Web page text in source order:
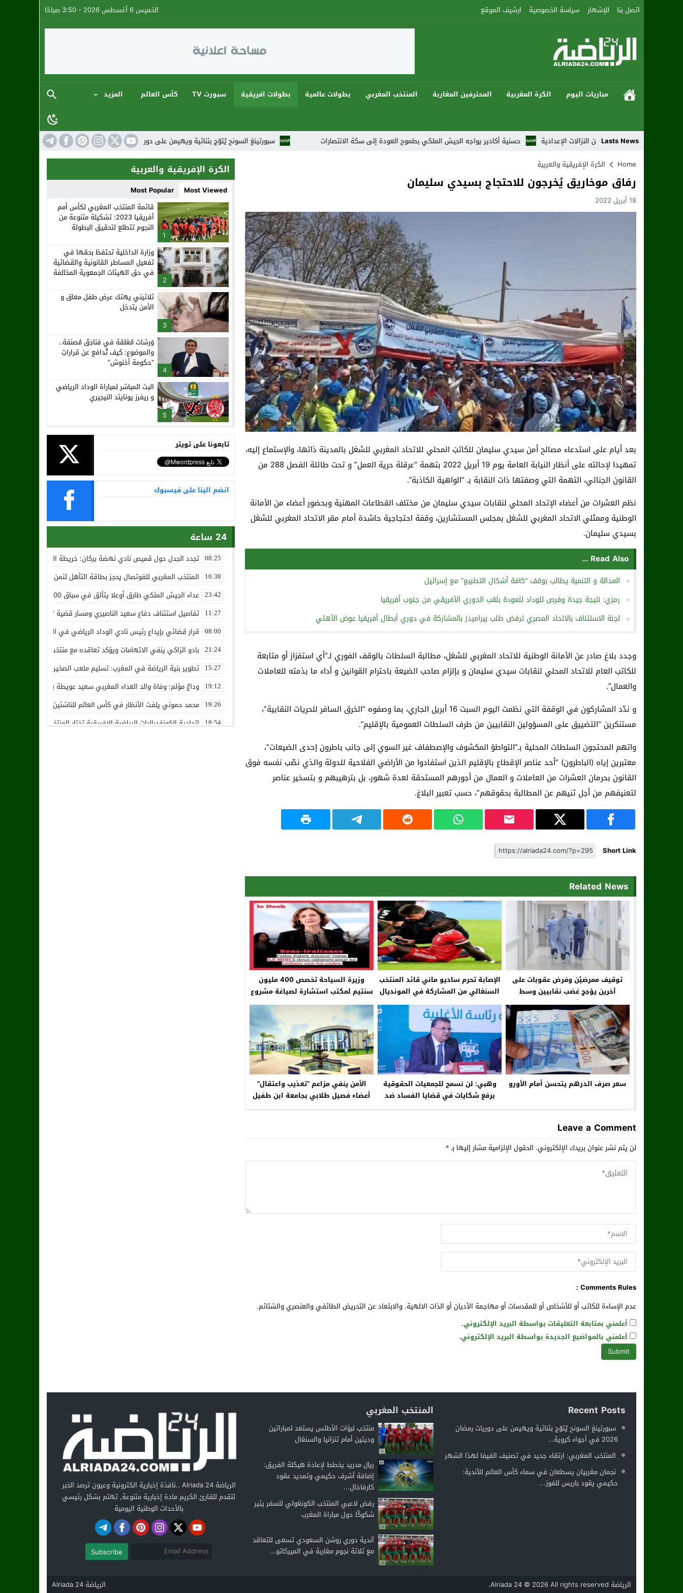
اتصل بنا للإشهار سياسة الخصوصية ارشيف الموقع الخميس 6 أغسطس 2026 - 3:50 صباحًا
مباريات اليوم الكرة المغربية المحترفين المغاربة المنتخب المغربي بطولات عالمية بطولات افريقية سبورت TV كأس العالم المزيد
Lasts News سبورتينغ السونح يُتوّج بثنائية ويهيمن على دوريات رمضان 2026 في أجواء كروية استثنائية والرابع من النزالات الإعدادية
حسنية أكادير يواجه الجيش الملكي بطموح العودة إلى سكة الانتصارات
Home
الكرة الإفريقية والعربية
رفاق موخاريق يُخرجون للاحتجاج بسيدي سليمان
18 أبريل 2022
بعد أيام على استدعاء مصالح أمن سيدي سليمان للكاتبَ المحلي للاتحاد المغربي للشغل بالمدينة ذاتها، والإستماع إليه،
تمهيدا لإحالته على أنظار النيابة العامة يوم 19 أبريل 2022 بتهمة “عرقلة حرية العمل” و تحت طائلة الفصل 288 من
القانون الجنائي، التهمة التي وصفتها ذات النقابة بـ “الواهية الكاذبة”.
نظم العشرات من أعضاء الإتحاد المحلي لنقابات سيدي سليمان من مختلف القطاعات المهنية وبحضور أعضاء من الأمانة
الوطنية وممثلي الاتحاد المغربي للشغل بمجلس المستشارين، وقفة احتجاجية حاشدة أمام مقر الاتحاد المغربي للشغل
بسيدي سليمان.
Read Also ...
العدالة و التنمية يطالب بوقف “كافة أشكال التطبيع” مع إسرائيل
رمزي: نتيجة جيدة وفرص للوداد للعودة بلقب الدوري الأفريقي من جنوب أفريقيا
لجنة الاستئناف بالاتحاد المصري ترفض طلب بيراميدز بالمشاركة في دوري أبطال أفريقيا عوض الأهلي
وجدد بلاغ صادر عن الأمانة الوطنية للاتحاد المغربي للشغل، مطالبة السلطات بالوقف الفوري لـ”أي استفزاز أو متابعة
للكاتب العام للاتحاد المحلي لنقابات سيدي سليمان و بإلزام صاحب الضيعة باحترام القوانين و أداء ما بذمته للعاملات
والعمال”.
و ندّد المشاركون في الوقفة التي نظمت اليوم السبت 16 أبريل الجاري، بما وصفوه “الخرق السافر للحريات النقابية”،
مستنكرين “التضييق على المسؤولين النقابيين من طرف السلطات العمومية بالإقليم”.
واتهم المحتجون السلطات المحلية بـ”التواطؤ المكشوف والإصطفاف غير السوي إلى جانب باطرون إحدى الضيعات”،
معتبرين إياه (الباطرون) “أحد عناصر الإقطاع بالإقليم الذين استفادوا من الأراضي الفلاحية للدولة والذي نصّب نفسه فوق
القانون بحرمان العشرات من العاملات و العمال من أجورهم المستحقة لعدة شهور، بل بترهيبهم و بتسخير عناصر
لتعنيفهم من أجل ثنيهم عن المطالبة بحقوقهم”، حسب تعبير البلاغ.
Short Link
Related News
توقيف ممرضيْن وفرض عقوبات على
آخرين يؤجج غضب نقابيين وسط
مستشفى جامعي
الإصابة تحرم ساديو ماني قائد المنتخب
السنغالي من المشاركة في المونديال
وزيرة السياحة تخصص 400 مليون
سنتيم لمكتب استشارة لصياغة مشروع
قانون
سعر صرف الدرهم يتحسن أمام الأورو
وهبي: لن نسمح للجمعيات الحقوقية
برفع شكايات في قضايا الفساد ضد
الأمن ينفي مزاعم “تعذيب واعتقال”
أعضاء فصيل طلابي بجامعة ابن طفيل
Leave a Comment
لن يتم نشر عنوان بريدك الإلكتروني. الحقول الإلزامية مشار إليها بـ*
Comments Rules :
عدم الإساءة للكاتب أو للأشخاص أو للمقدسات أو مهاجمة الأديان أو الذات الالهية. والابتعاد عن التحريض الطائفي والعنصري والشتائم.
أعلمني بمتابعة التعليقات بواسطة البريد الإلكتروني.
أعلمني بالمواضيع الجديدة بواسطة البريد الإلكتروني.
الكرة الإفريقية والعربية
Most Viewed
Most Popular
1
قائمة المنتخب المغربي لكأس أمم
أفريقيا 2023: تشكيلة متنوعة من
النجوم تتطلع لتحقيق البطولة
2
وزارة الداخلية تحتفظ بحقها في
تفعيل المساطر القانونية والقضائية
في حق الهيئات الجمعوية المخالفة
3
ثلاثيني يهتك عرض طفل معاق و
الأمن يتدخل
4
وَرشات مُغلقة في فنادِقَ مُصنفة..
والموضوع: كيف تُدافع عن قراراتِ
“حكومة أخنوش”
5
البث المباشر لمباراة الوداد الرياضي
و ريفرز يونايتد النيجيري
تابعونا على تويتر
انضم الينا على فيسبوك
24 ساعة
08:25 تجدد الجدل حول قميص نادي نهضة بركان: خريطة المغرب تثير استياء
16:38 المنتخب المغربي للفوتصال يحجز بطاقة التأهل لثمن نهائي مونديال
23:42 عداء الجيش الملكي طارق أوعلا يتألق في سباق 4200 متر بمدينة سلا
11:27 تفاصيل استئناف دفاع سعيد الناصيري ومسار قضية ‘بارون المخدرات
08:00 قرار قضائي بإيداع رئيس نادي الوداد الرياضي في السجن في قضية
21:24 بادو الزاكي ينفي الاتهامات ويؤكد تعاقده مع منتخب النيجر دون تكفل
15:27 تطوير بنية الرياضة في المغرب: تسليم ملعب الصخيرات بالعشب
19:12 وداعٌ مؤلم: وفاة والد العداء المغربي سعيد عويطة بعد صراع طويل
19:26 محمد حموني يلفت الأنظار في كأس العالم للناشئين ويثير اهتمام
18:54 اتحادية الكونفدراليات الرياضية الإفريقية تختار المنتخب الوطني
Recent Posts
سبورتينغ السونح يُتوّج بثنائية ويهيمن على دوريات رمضان
2026 في أجواء كروية...
المنتخب المغربي: ارتقاء جديد في تصنيف الفيفا لهذا الشهر
نجمان مغربيان يسطعان في سماء كأس العالم للأندية:
حكيمي يقود باريس للفوز...
المنتخب المغربي
منتخب لبؤات الأطلس يستعد لمباراتين
وديتين أمام تنزانيا والسنغال
ريال مدريد يخطط لإعادة هيكلة الفريق:
إضافة أشرف حكيمي وتمديد عقود
كارفاخال...
رفض لاعبي المنتخب الكونغولي للسفر يثير
شكوكًا حول مباراة المغرب
أندية دوري روشن السعودي تسعى للتعاقد
مع ثلاثة نجوم مغاربة في الميركاتو...
الرياضة Alriada 24 ..نافذة إخبارية الكترونية وعيون ترصد الخبر
لتقدم للقارئ الكريم مادة إخبارية متنوعة, تهتم بشكل رئيسي
بالأحداث الوطنية اليومية
Subscribe
الرياضة Alriada 24 © 2026 All rights reserved. الرياضة Alriada 24